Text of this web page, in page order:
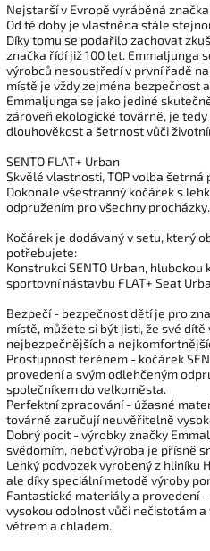
Nejstarší v Evropě vyráběná
Od té doby je vlastněna stále
Díky tomu se podařilo zachovat
značka řídí již 100 let. Emmaljunga
výrobců nesoustředí v první řadě
místě je vždy zejména bezpečnost
Emmaljunga se jako jediné
zároveň ekologické továrně, je
dlouhověkost a šetrnost vůči
SENTO FLAT+ Urban
Skvělé vlastnosti, TOP volba
Dokonale všestranný kočárek s
odpružením pro všechny procházky.
Kočárek je dodávaný v setu, který
potřebujete:
Konstrukci SENTO Urban,
sportovní nástavbu FLAT+ Seat
Bezpečí - bezpečnost dětí je pro
místě, můžete si být jisti, že své
nejbezpečnějších a
Prostupnost terénem - kočárek
provedení a svým odlehčeným
společníkem do velkoměsta.
Perfektní zpracování - úžasné
továrně zaručují neuvěřitelně
Dobrý pocit - výrobky značky
svědomím, neboť výroba je přísně
Lehký podvozek vyrobený z hliníku
ale díky speciální metodě výroby
Fantastické materiály a provedení
vysokou odolnost vůči nečistotám
větrem a chladem.